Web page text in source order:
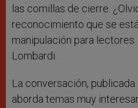
las comillas de cierre.
reconocimiento que se
manipulación para lectores
Lombardi.
La conversación, publicada
aborda temas muy